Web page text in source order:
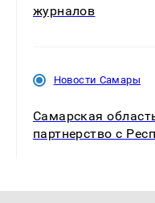
журналов
Новости Самары
Самарская
партнерство с